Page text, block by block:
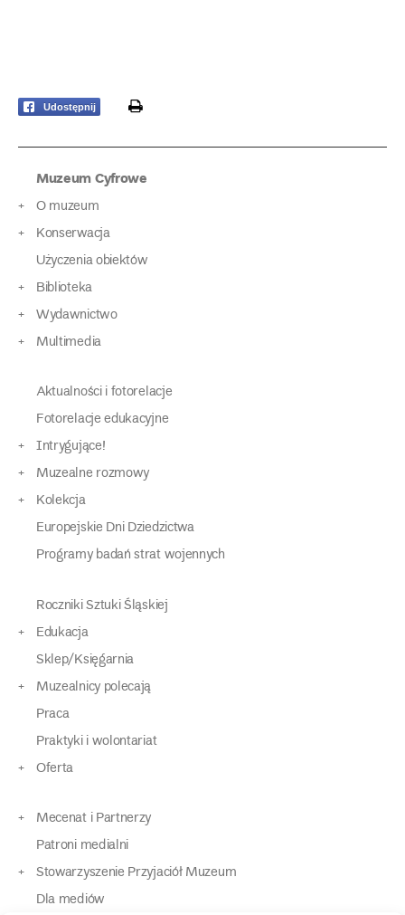
Udostępnij print
Muzeum Cyfrowe
O muzeum
Konserwacja
Użyczenia obiektów
Biblioteka
Wydawnictwo
Multimedia
Aktualności i fotorelacje
Fotorelacje edukacyjne
Intrygujące!
Muzealne rozmowy
Kolekcja
Europejskie Dni Dziedzictwa
Programy badań strat wojennych
Roczniki Sztuki Śląskiej
Edukacja
Sklep/Księgarnia
Muzealnicy polecają
Praca
Praktyki i wolontariat
Oferta
Mecenat i Partnerzy
Patroni medialni
Stowarzyszenie Przyjaciół Muzeum
Dla mediów